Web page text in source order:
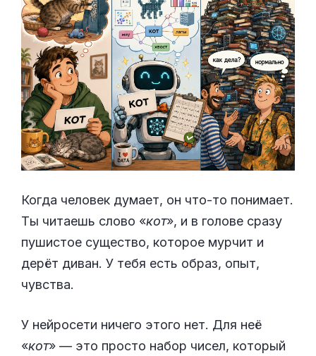
Когда человек думает, он что-то понимает.
Ты читаешь слово «кот», и в голове сразу
пушистое существо, которое мурчит и
дерёт диван. У тебя есть образ, опыт,
чувства.
У нейросети ничего этого нет. Для неё
«кот» — это просто набор чисел, который